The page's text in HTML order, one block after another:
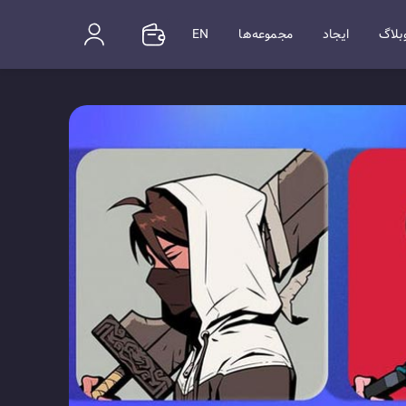
ایجاد مجموعه‌ها EN